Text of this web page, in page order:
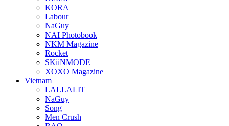
KORA
Labour
NaGuy
NAI Photobook
NKM Magazine
Rocket
SKiiNMODE
XOXO Magazine
Vietnam
LALLALIT
NaGuy
Song
Men Crush